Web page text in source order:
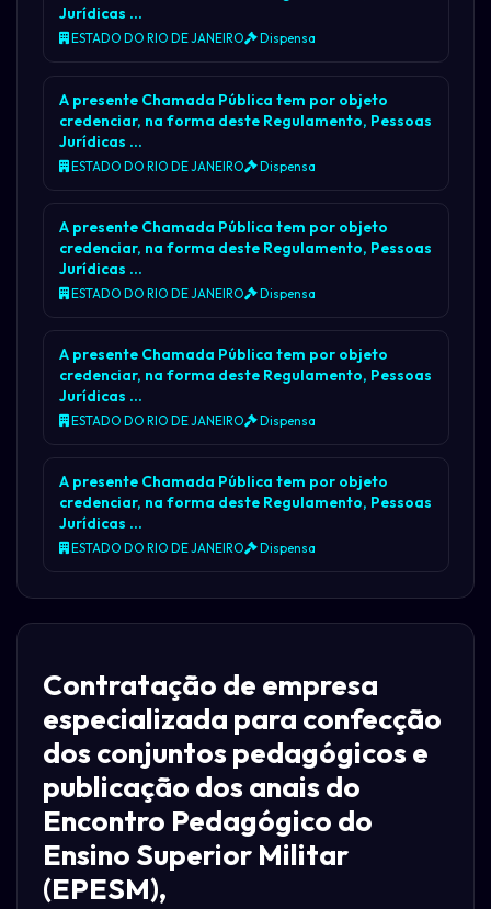
Jurídicas …
ESTADO DO RIO DE JANEIRO Dispensa
A presente Chamada Pública tem por objeto
credenciar, na forma deste Regulamento, Pessoas
Jurídicas …
ESTADO DO RIO DE JANEIRO Dispensa
A presente Chamada Pública tem por objeto
credenciar, na forma deste Regulamento, Pessoas
Jurídicas …
ESTADO DO RIO DE JANEIRO Dispensa
A presente Chamada Pública tem por objeto
credenciar, na forma deste Regulamento, Pessoas
Jurídicas …
ESTADO DO RIO DE JANEIRO Dispensa
A presente Chamada Pública tem por objeto
credenciar, na forma deste Regulamento, Pessoas
Jurídicas …
ESTADO DO RIO DE JANEIRO Dispensa
Contratação de empresa
especializada para confecção
dos conjuntos pedagógicos e
publicação dos anais do
Encontro Pedagógico do
Ensino Superior Militar
(EPESM),